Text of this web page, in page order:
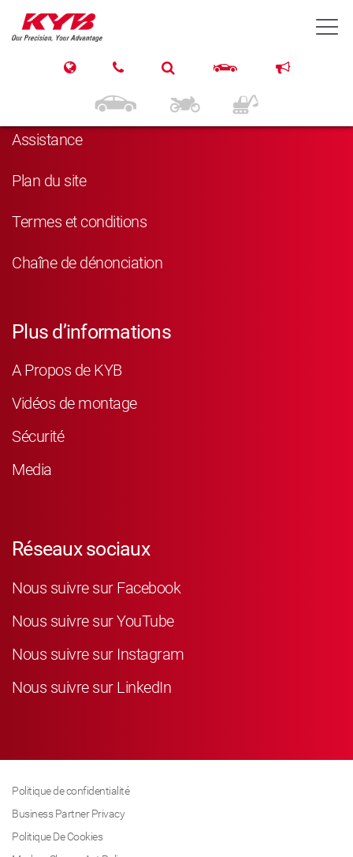
Navigation
Assistance
Plan du site
Termes et conditions
Chaîne de dénonciation
Plus d’informations
A Propos de KYB
Vidéos de montage
Sécurité
Media
Réseaux sociaux
Nous suivre sur Facebook
Nous suivre sur YouTube
Nous suivre sur Instagram
Nous suivre sur LinkedIn
Politique de confidentialité
Business Partner Privacy
Politique De Cookies